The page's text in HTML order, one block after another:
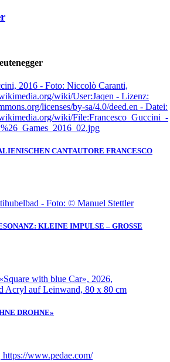
CANTAUTORE FRANCESCO
KLEINE IMPULSE – GROSSE
DROHNE»